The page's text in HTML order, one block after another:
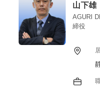
【地域
地域資源
ング」
開拓」
山下雄
AGURI
締役